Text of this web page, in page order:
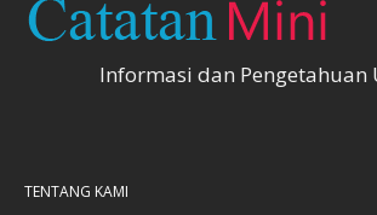
Informasi dan Pengetahuan
TENTANG KAMI